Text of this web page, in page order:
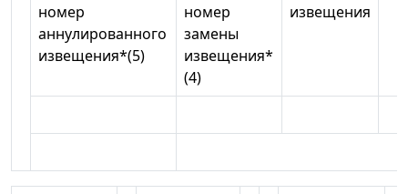
номер
аннулированного
извещения*(5)
номер
замены
извещения*
(4)
извещения